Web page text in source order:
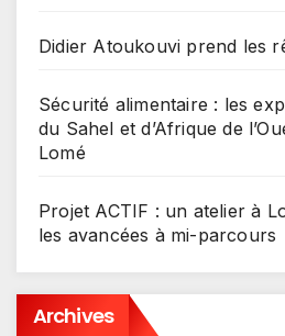
Didier Atoukouvi prend les
Sécurité alimentaire : les
du Sahel et d’Afrique de
Lomé
Projet ACTIF : un atelier à
les avancées à mi-parcours
Archives